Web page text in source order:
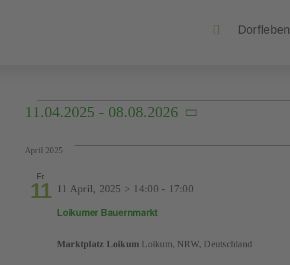
Dorfleben
Veranstaltungen
11.04.2025 - 08.08.2026
wählen.
April 2025
Fr.
11
Loikumer Bauernmarkt
11 April, 2025 > 14:00 - 17:00
Marktplatz Loikum Loikum, NRW, Deutschland